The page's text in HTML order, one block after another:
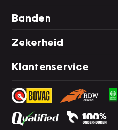
Banden
Zekerheid
Klantenservice